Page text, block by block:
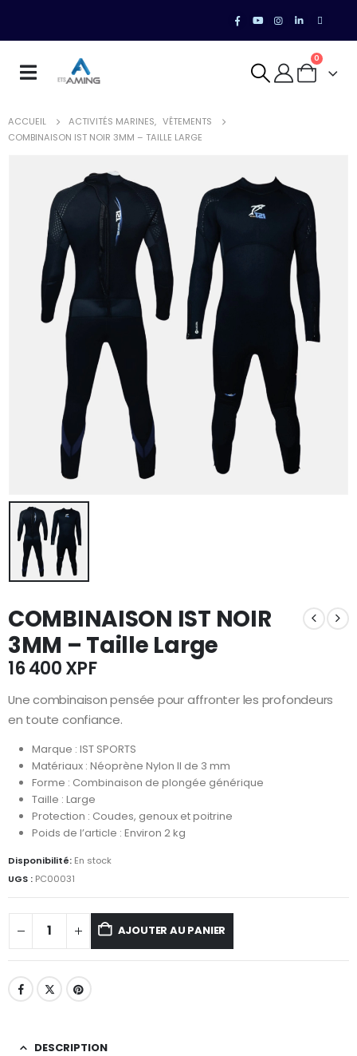
0
ACCUEIL ACTIVITÉS MARINES, VÊTEMENTS
COMBINAISON IST NOIR 3MM – TAILLE LARGE
COMBINAISON IST NOIR
3MM – Taille Large
16 400XPF
Une combinaison pensée pour affronter les profondeurs
en toute confiance.
Marque : IST SPORTS
Matériaux : Néoprène Nylon II de 3 mm
Forme : Combinaison de plongée générique
Taille : Large
Protection : Coudes, genoux et poitrine
Poids de l’article : Environ 2 kg
Disponibilité: En stock
UGS : PC00031
AJOUTER AU PANIER
DESCRIPTION